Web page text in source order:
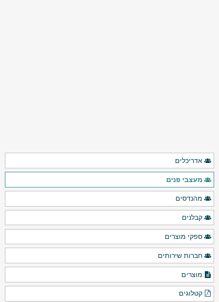
אדריכלים
מעצבי פנים
מהנדסים
קבלנים
ספקי מוצרים
חברות שירותים
מוצרים
קטלוגים